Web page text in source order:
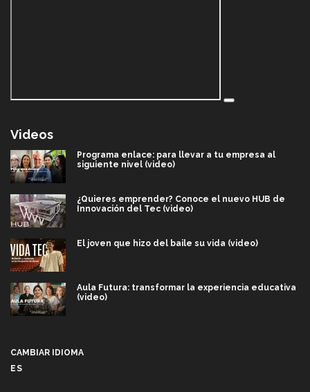
Videos
Programa enlace: para llevar a tu empresa al
siguiente nivel (video)
¿Quieres emprender? Conoce el nuevo HUB de
Innovación del Tec (video)
El joven que hizo del baile su vida (video)
Aula Futura: transformar la experiencia educativa
(video)
CAMBIAR IDIOMA
ES